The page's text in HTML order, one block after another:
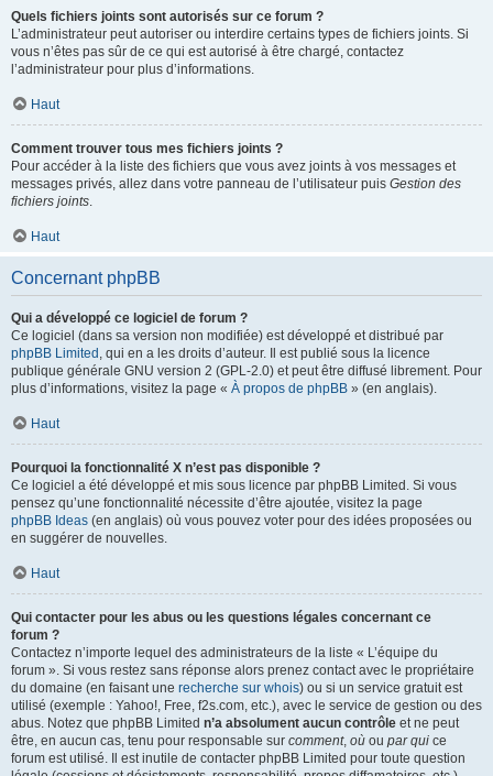
Quels fichiers joints sont autorisés sur ce forum ?
L’administrateur peut autoriser ou interdire certains types de fichiers joints. Si
vous n’êtes pas sûr de ce qui est autorisé à être chargé, contactez
l’administrateur pour plus d’informations.
Haut
Comment trouver tous mes fichiers joints ?
Pour accéder à la liste des fichiers que vous avez joints à vos messages et
messages privés, allez dans votre panneau de l’utilisateur puis Gestion des
fichiers joints.
Haut
Concernant phpBB
Qui a développé ce logiciel de forum ?
Ce logiciel (dans sa version non modifiée) est développé et distribué par
phpBB Limited , qui en a les droits d’auteur. Il est publié sous la licence
publique générale GNU version 2 (GPL-2.0) et peut être diffusé librement. Pour
plus d’informations, visitez la page « À propos de phpBB » (en anglais).
Haut
Pourquoi la fonctionnalité X n’est pas disponible ?
Ce logiciel a été développé et mis sous licence par phpBB Limited. Si vous
pensez qu’une fonctionnalité nécessite d’être ajoutée, visitez la page
phpBB Ideas (en anglais) où vous pouvez voter pour des idées proposées ou
en suggérer de nouvelles.
Haut
Qui contacter pour les abus ou les questions légales concernant ce
forum ?
Contactez n’importe lequel des administrateurs de la liste « L’équipe du
forum ». Si vous restez sans réponse alors prenez contact avec le propriétaire
du domaine (en faisant une recherche sur whois) ou si un service gratuit est
utilisé (exemple : Yahoo!, Free, f2s.com, etc.), avec le service de gestion ou des
abus. Notez que phpBB Limited n’a absolument aucun contrôle et ne peut
être, en aucun cas, tenu pour responsable sur comment, où ou par qui ce
forum est utilisé. Il est inutile de contacter phpBB Limited pour toute question